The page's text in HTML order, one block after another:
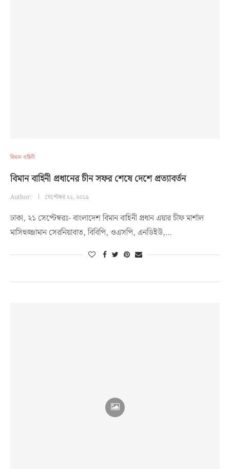
বিমান বাহিনী
বিমান বাহিনী প্রধানের চীন সফর শেষে দেশে প্রত্যাবর্তন
Author: সেপ্টেম্বর ২১, ২০১৯
ঢাকা, ২১ সেপ্টেম্বরঃ- বাংলাদেশ বিমান বাহিনী প্রধান এয়ার চীফ মার্শাল
মাসিহুজ্জামান সেরনিয়াবাত, বিবিপি, ওএসপি, এনডিইউ,…